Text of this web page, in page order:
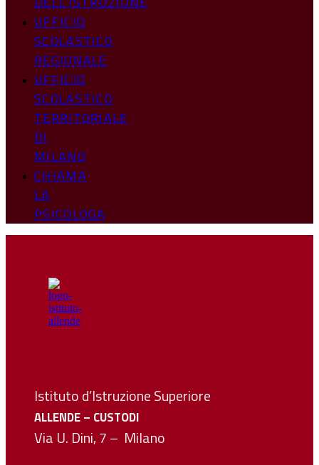
UFFICIO
SCOLASTICO
REGIONALE
UFFICIO
SCOLASTICO
TERRITORIALE
DI
MILANO
CHIAMA
LA
PSICOLOGA
Istituto d’Istruzione Superiore
ALLENDE – CUSTODI
Via U. Dini, 7 – Milano